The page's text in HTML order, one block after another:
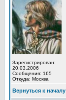
Зарегистрирован:
20.03.2006
Сообщения: 165
Откуда: Москва
Вернуться к началу